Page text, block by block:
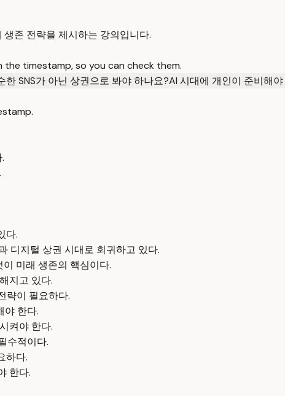
존 전략을 제시하는 강의입니다.
timestamp, so you can check them.
한 SNS가 아닌 상권으로 봐야 하나요?AI 시대에 개인이 준비해
다.
디지털 상권 시대로 회귀하고 있다.
미래 생존의 핵심이다.
지고 있다.
략이 필요하다.
야 한다.
켜야 한다.
수적이다.
하다.
한다.